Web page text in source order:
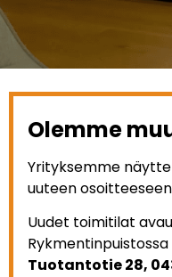
Olemme
Yrityksemme
uuteen
Uudet toimitilat
Tuotantotie 28,